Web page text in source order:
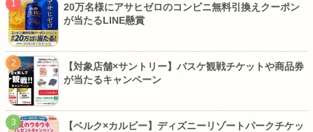
20万名様にアサヒゼロのコンビニ無料引換えクーポン
が当たるLINE懸賞
【対象店舗×サントリー】バスケ観戦チケットや商品券
が当たるキャンペーン
【ベルク×カルビー】ディズニーリゾートパークチケッ